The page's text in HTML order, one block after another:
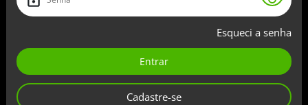
Esqueci a senha
Entrar
Cadastre-se